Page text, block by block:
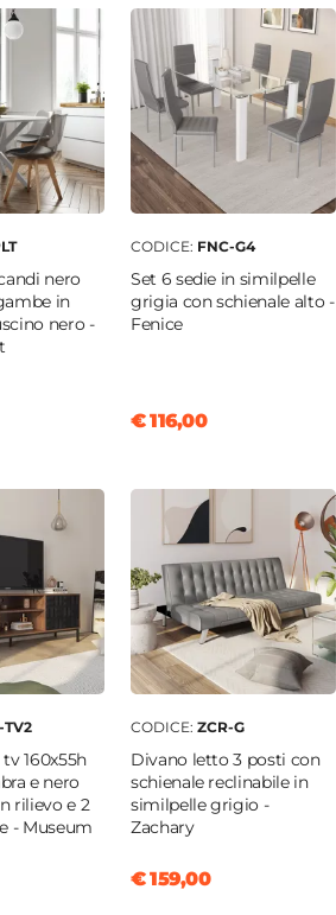
nero
in
nero -
CODICE: FNC-G4
Set 6 sedie in similpelle
grigia con schienale alto -
Fenice
€ 116,00
TV2
160x55h
e nero
rilievo e 2
- Museum
CODICE: ZCR-G
Divano letto 3 posti con
schienale reclinabile in
similpelle grigio -
Zachary
€ 159,00